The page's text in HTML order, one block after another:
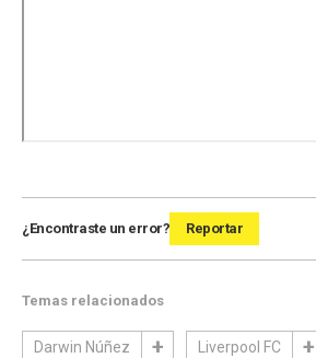
¿Encontraste un error? Reportar
Temas relacionados
Darwin Núñez Liverpool FC